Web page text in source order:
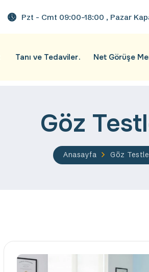
Pzt - Cmt 09:00–18:00 , Pazar
Tanı ve Tedaviler Net Görüşe
Göz
Anasayfa Göz